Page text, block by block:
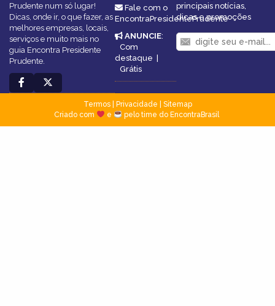
Prudente num só lugar!
Dicas, onde ir, o que fazer, as
melhores empresas, locais,
serviços e muito mais no
guia Encontra Presidente
Prudente.
Fale com o
EncontraPresidentePrudente
ANUNCIE:
Com
destaque |
Grátis
principais notícias,
dicas e promoções
Termos| Privacidade
Sitemap
Criado com
e pelo time do EncontraBrasil